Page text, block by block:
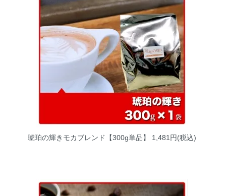
琥珀の輝きモカブレンド【300g単品】 1,481円(税込)